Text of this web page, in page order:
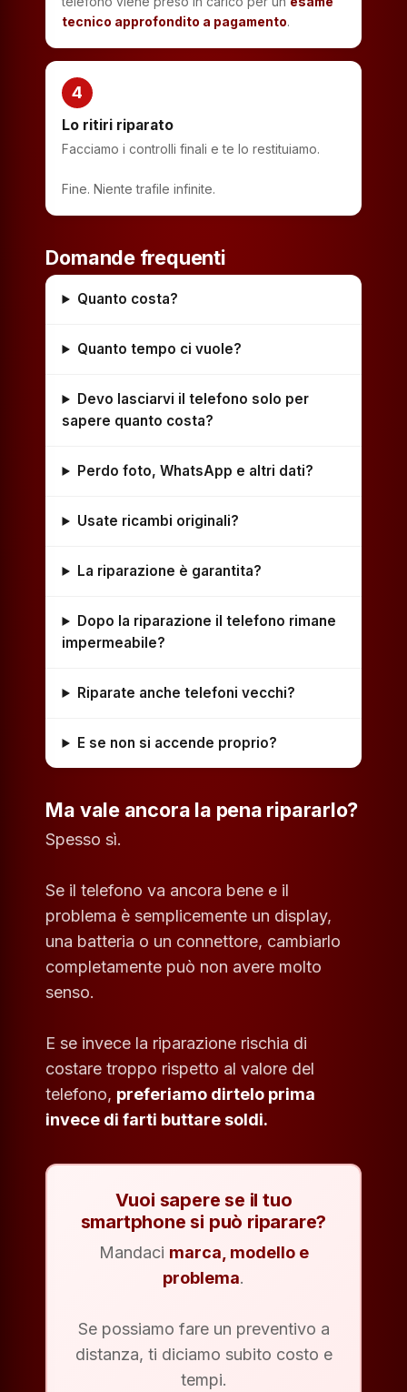
tecnico approfondito a pagamento.
4
Lo ritiri riparato
Facciamo i controlli finali e te lo restituiamo.
Fine. Niente trafile infinite.
Domande frequenti
Quanto costa?
Quanto tempo ci vuole?
Devo lasciarvi il telefono solo per
sapere quanto costa?
Perdo foto, WhatsApp e altri dati?
Usate ricambi originali?
La riparazione è garantita?
Dopo la riparazione il telefono rimane
impermeabile?
Riparate anche telefoni vecchi?
E se non si accende proprio?
Ma vale ancora la pena ripararlo?
Spesso sì.
Se il telefono va ancora bene e il
problema è semplicemente un display,
una batteria o un connettore, cambiarlo
completamente può non avere molto
senso.
E se invece la riparazione rischia di
costare troppo rispetto al valore del
telefono, preferiamo dirtelo prima
invece di farti buttare soldi.
Vuoi sapere se il tuo
smartphone si può riparare?
Mandaci marca, modello e
problema.
Se possiamo fare un preventivo a
distanza, ti diciamo subito costo e
tempi.